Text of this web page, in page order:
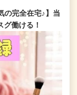
の完全在宅♪】当
働ける！